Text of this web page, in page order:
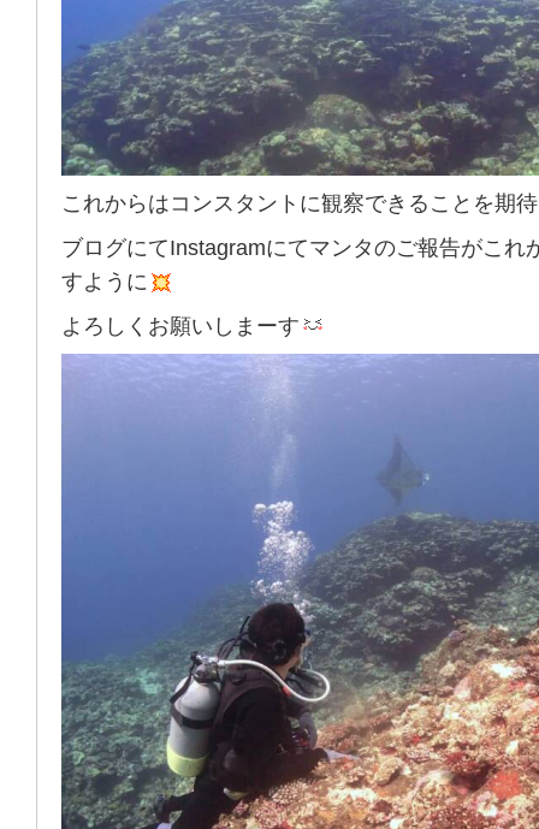
これからはコンスタントに観察できることを期
ブログにてInstagramにてマンタのご報告がこれ
すように
よろしくお願いしまーす